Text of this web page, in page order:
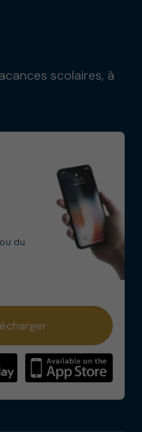
scolaires, à
du